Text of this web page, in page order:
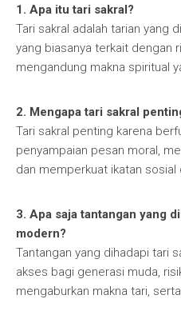
1. Apa itu tari sakral?
Tari sakral adalah tarian yang
yang biasanya terkait dengan
mengandung makna spiritual
2. Mengapa tari sakral
Tari sakral penting karena
penyampaian pesan moral,
dan memperkuat ikatan sosial
3. Apa saja tantangan yang
modern?
Tantangan yang dihadapi tari
akses bagi generasi muda,
mengaburkan makna tari,